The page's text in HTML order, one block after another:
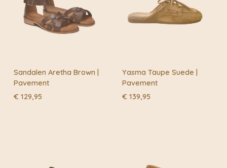
Sandalen Aretha Brown |
Pavement
€ 129,95
Yasma Taupe Suede |
Pavement
€ 139,95